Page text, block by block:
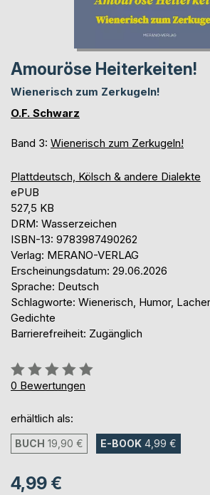
Amouröse Heiterkeiten!
Wienerisch zum Zerkugeln!
O.F. Schwarz
Band 3: Wienerisch zum Zerkugeln!
Plattdeutsch, Kölsch & andere Dialekte
ePUB
527,5 KB
DRM: Wasserzeichen
ISBN-13: 9783987490262
Verlag: MERANO-VERLAG
Erscheinungsdatum: 29.06.2026
Sprache: Deutsch
Schlagworte: Wienerisch, Humor,
Gedichte
Barrierefreiheit: Zugänglich
Bewertung::
0%
0 Bewertungen
erhältlich als:
BUCH 19,90 € E-BOOK 4,99 €
4,99 €